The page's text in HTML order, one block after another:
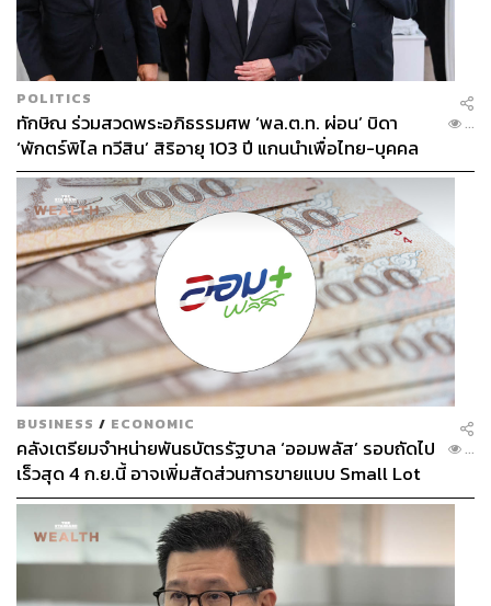
POLITICS
ทักษิณ ร่วมสวดพระอภิธรรมศพ ‘พล.ต.ท. ผ่อน’ บิดา
‘พักตร์พิไล ทวีสิน’ สิริอายุ 103 ปี แกนนำเพื่อไทย-บุคคล
หลากวงการร่วมอาลัย
...
BUSINESS / ECONOMIC
คลังเตรียมจำหน่ายพันธบัตรรัฐบาล ‘ออมพลัส’ รอบถัดไป
เร็วสุด 4 ก.ย.นี้ อาจเพิ่มสัดส่วนการขายแบบ Small Lot
First มากขึ้น
...